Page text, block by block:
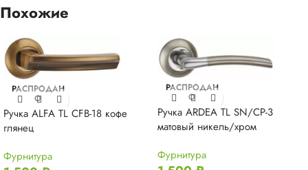
Похожие
РАСПРОДАН
О
Ручка ALFA TL CFB-18 кофе
глянец
Фурнитура
РАСПРОДАН
О
Ручка ARDEA TL SN/CP-3
матовый никель/хром
Фурнитура